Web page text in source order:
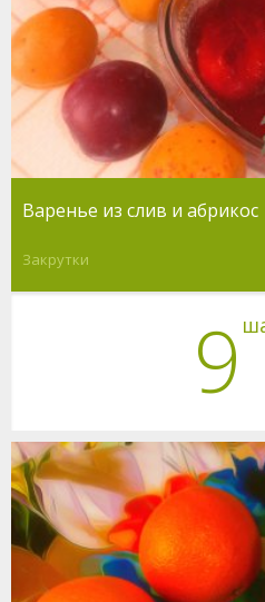
Варенье из слив и абрикос
Закрутки
9